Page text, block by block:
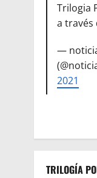
Trilogia
a través
—
2021
TRILOGÍA